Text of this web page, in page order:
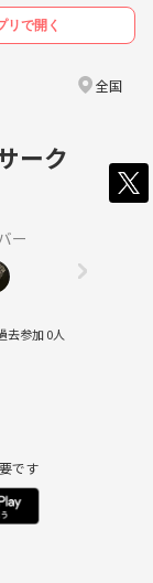
リで開く
全国
ーク
ー
去参加 0人
です